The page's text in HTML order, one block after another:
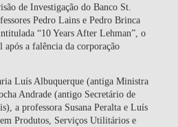
de Investigação do Banco St.
Pedro Lains e Pedro Brinca
“10 Years After Lehman”, o
a falência da corporação
Luís Albuquerque (antiga Ministra
Andrade (antigo Secretário de
a professora Susana Peralta e Luís
Produtos, Serviços Utilitários e